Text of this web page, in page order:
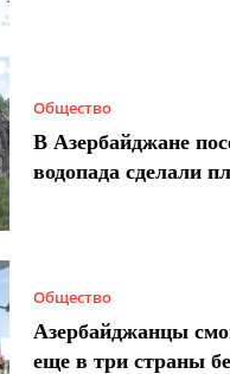
Общество
В Азербайджане
водопада сделали
Общество
Азербайджанцы
еще в три страны